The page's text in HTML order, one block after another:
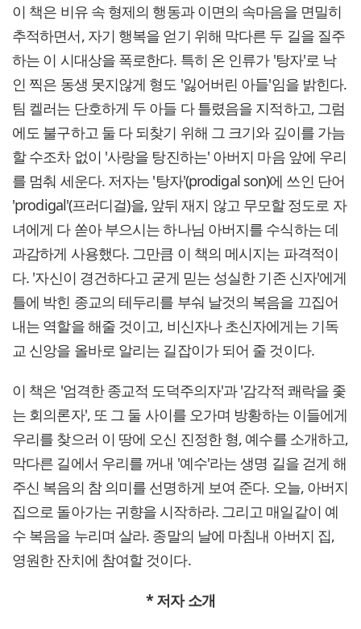
이 책은 비유 속 형제의 행동과 이면의 속마음을 면밀히
추적하면서, 자기 행복을 얻기 위해 막다른 두 길을 질주
하는 이 시대상을 폭로한다. 특히 온 인류가 '탕자'로 낙
인 찍은 동생 못지않게 형도 '잃어버린 아들'임을 밝힌다.
팀 켈러는 단호하게 두 아들 다 틀렸음을 지적하고, 그럼
에도 불구하고 둘 다 되찾기 위해 그 크기와 깊이를 가늠
할 수조차 없이 '사랑을 탕진하는' 아버지 마음 앞에 우리
를 멈춰 세운다. 저자는 '탕자'(prodigal son)에 쓰인 단어
'prodigal'(프러디걸)을, 앞뒤 재지 않고 무모할 정도로 자
녀에게 다 쏟아 부으시는 하나님 아버지를 수식하는 데
과감하게 사용했다. 그만큼 이 책의 메시지는 파격적이
다. '자신이 경건하다고 굳게 믿는 성실한 기존 신자'에게
틀에 박힌 종교의 테두리를 부숴 날것의 복음을 끄집어
내는 역할을 해줄 것이고, 비신자나 초신자에게는 기독
교 신앙을 올바로 알리는 길잡이가 되어 줄 것이다.
이 책은 '엄격한 종교적 도덕주의자'과 '감각적 쾌락을 좇
는 회의론자', 또 그 둘 사이를 오가며 방황하는 이들에게
우리를 찾으러 이 땅에 오신 진정한 형, 예수를 소개하고,
막다른 길에서 우리를 꺼내 '예수'라는 생명 길을 걷게 해
주신 복음의 참 의미를 선명하게 보여 준다. 오늘, 아버지
집으로 돌아가는 귀향을 시작하라. 그리고 매일같이 예
수 복음을 누리며 살라. 종말의 날에 마침내 아버지 집,
영원한 잔치에 참여할 것이다.
*저자 소개